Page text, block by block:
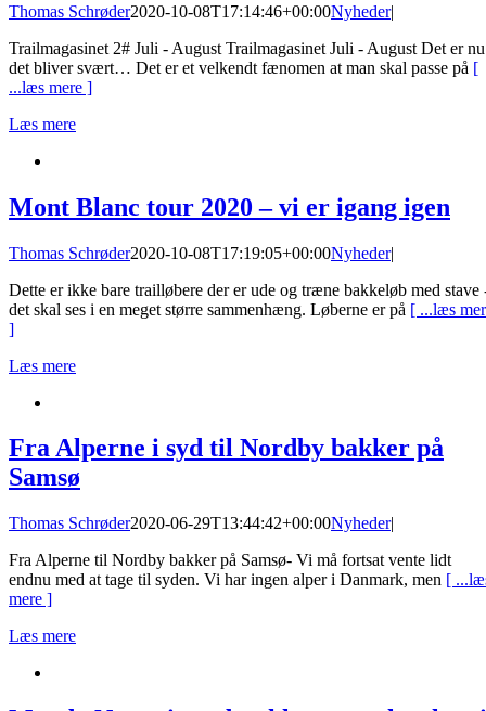
Thomas Schrøder2020-10-08T17:14:46+00:00Nyheder|
Trailmagasinet 2# Juli - August Trailmagasinet Juli - August Det er nu
det bliver svært… Det er et velkendt fænomen at man skal passe på [
...læs mere ]
Læs mere
Mont Blanc tour 2020 – vi er igang igen
Thomas Schrøder2020-10-08T17:19:05+00:00Nyheder|
Dette er ikke bare trailløbere der er ude og træne bakkeløb med stave
det skal ses i en meget større sammenhæng. Løberne er på [ ...læs
]
Læs mere
Fra Alperne i syd til Nordby bakker på
Samsø
Thomas Schrøder2020-06-29T13:44:42+00:00Nyheder|
Fra Alperne til Nordby bakker på Samsø- Vi må fortsat vente lidt
endnu med at tage til syden. Vi har ingen alper i Danmark, men [
mere ]
Læs mere